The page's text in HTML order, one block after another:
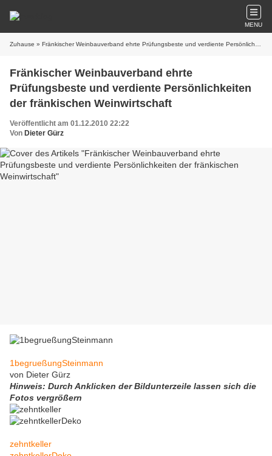
MENU
Zuhause » Fränkischer Weinbauverband ehrte Prüfungsbeste und verdiente Persönlichkeiten der fränkischen Weinwirtschaft
Fränkischer Weinbauverband ehrte
Prüfungsbeste und verdiente Persönlichkeiten
der fränkischen Weinwirtschaft
Veröffentlicht am 01.12.2010 22:22
Von Dieter Gürz
1begrueßungSteinmann
von Dieter Gürz
Hinweis: Durch Anklicken der Bildunterzeile lassen sich die
Fotos vergrößern
zehntkeller